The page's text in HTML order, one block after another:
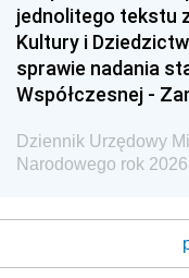
jednolitego tekstu
Kultury i
sprawie nadania
Współczesnej -
Dziennik Urzędowy
Narodowego rok